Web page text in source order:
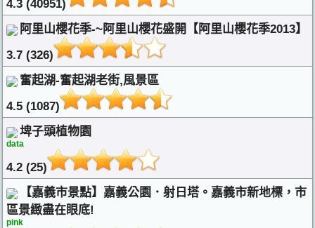
4.3 (40951)
阿里山櫻花季-~阿里山櫻花盛開【阿里山櫻花季2013】
3.7 (326)
奮起湖-奮起湖老街,風景區
4.5 (1087)
埤子頭植物園
data
4.2 (25)
【嘉義市景點】嘉義公園．射日塔。嘉義市新地標，市
區景緻盡在眼底!
pink